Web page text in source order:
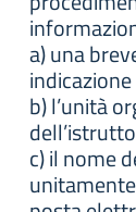
a) una
b) l’unità
c) il nome